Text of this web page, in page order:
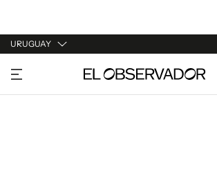
URUGUAY
URUGUAY
ARGENTINA